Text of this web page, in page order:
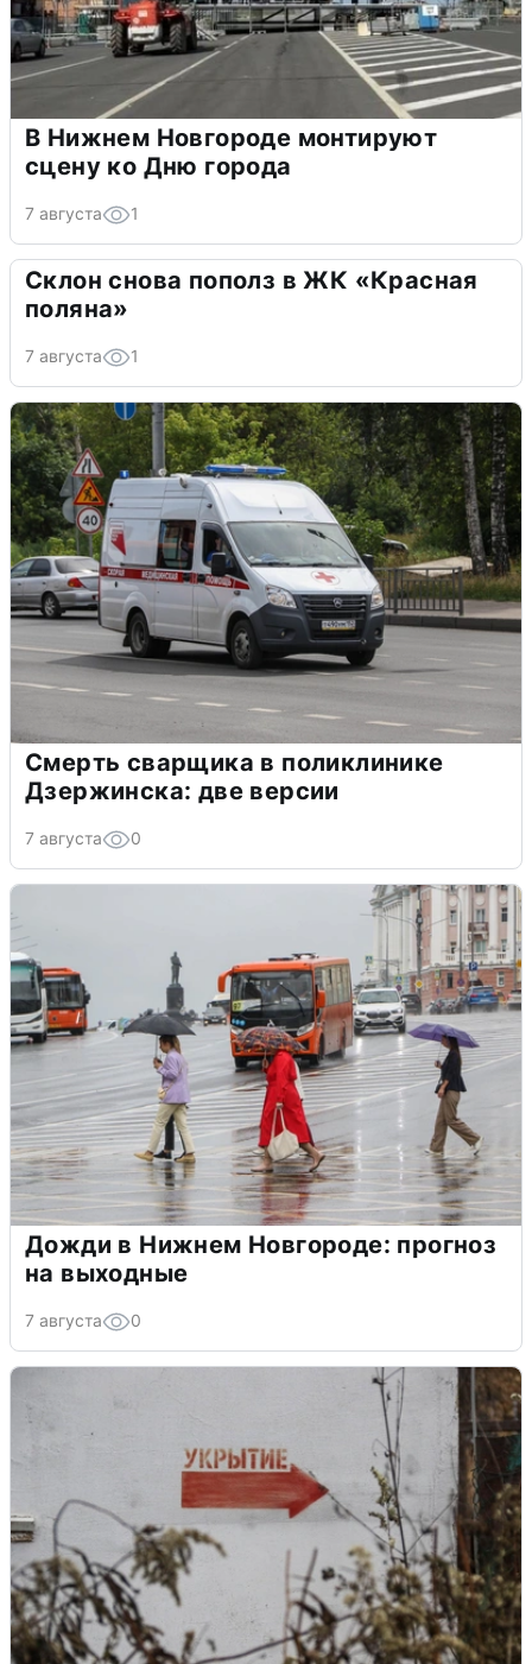
В Нижнем Новгороде монтируют
сцену ко Дню города
7 августа 1
Склон снова пополз в ЖК «Красная
поляна»
7 августа 1
Смерть сварщика в поликлинике
Дзержинска: две версии
7 августа 0
Дожди в Нижнем Новгороде: прогноз
на выходные
7 августа 0